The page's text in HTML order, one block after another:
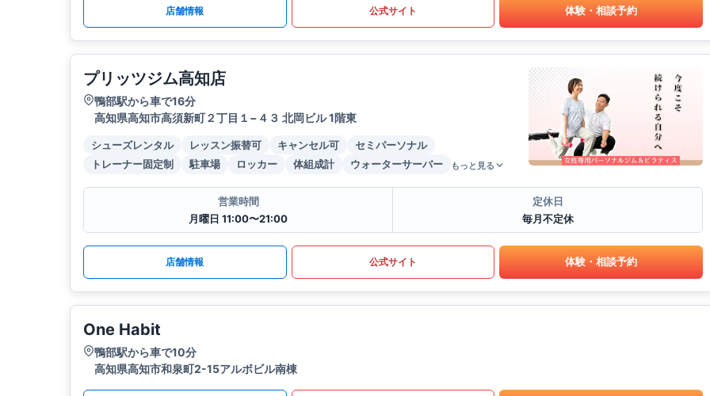
店舗情報 公式サイト 体験・相談予約
プリッツジム高知店
鴨部駅から車で16分
高知県高知市高須新町２丁目１−４３ 北岡ビル 1階東
シューズレンタル レッスン振替可 キャンセル可
セミパーソナル
トレーナー固定制
駐車場 ロッカー 体組成計 ウォーターサーバー もっと見る
営業時間
月曜日 11:00〜21:00
定休日
毎月不定休
店舗情報 公式サイト 体験・相談予約
One Habit
鴨部駅から車で10分
高知県高知市和泉町2-15アルボビル南棟